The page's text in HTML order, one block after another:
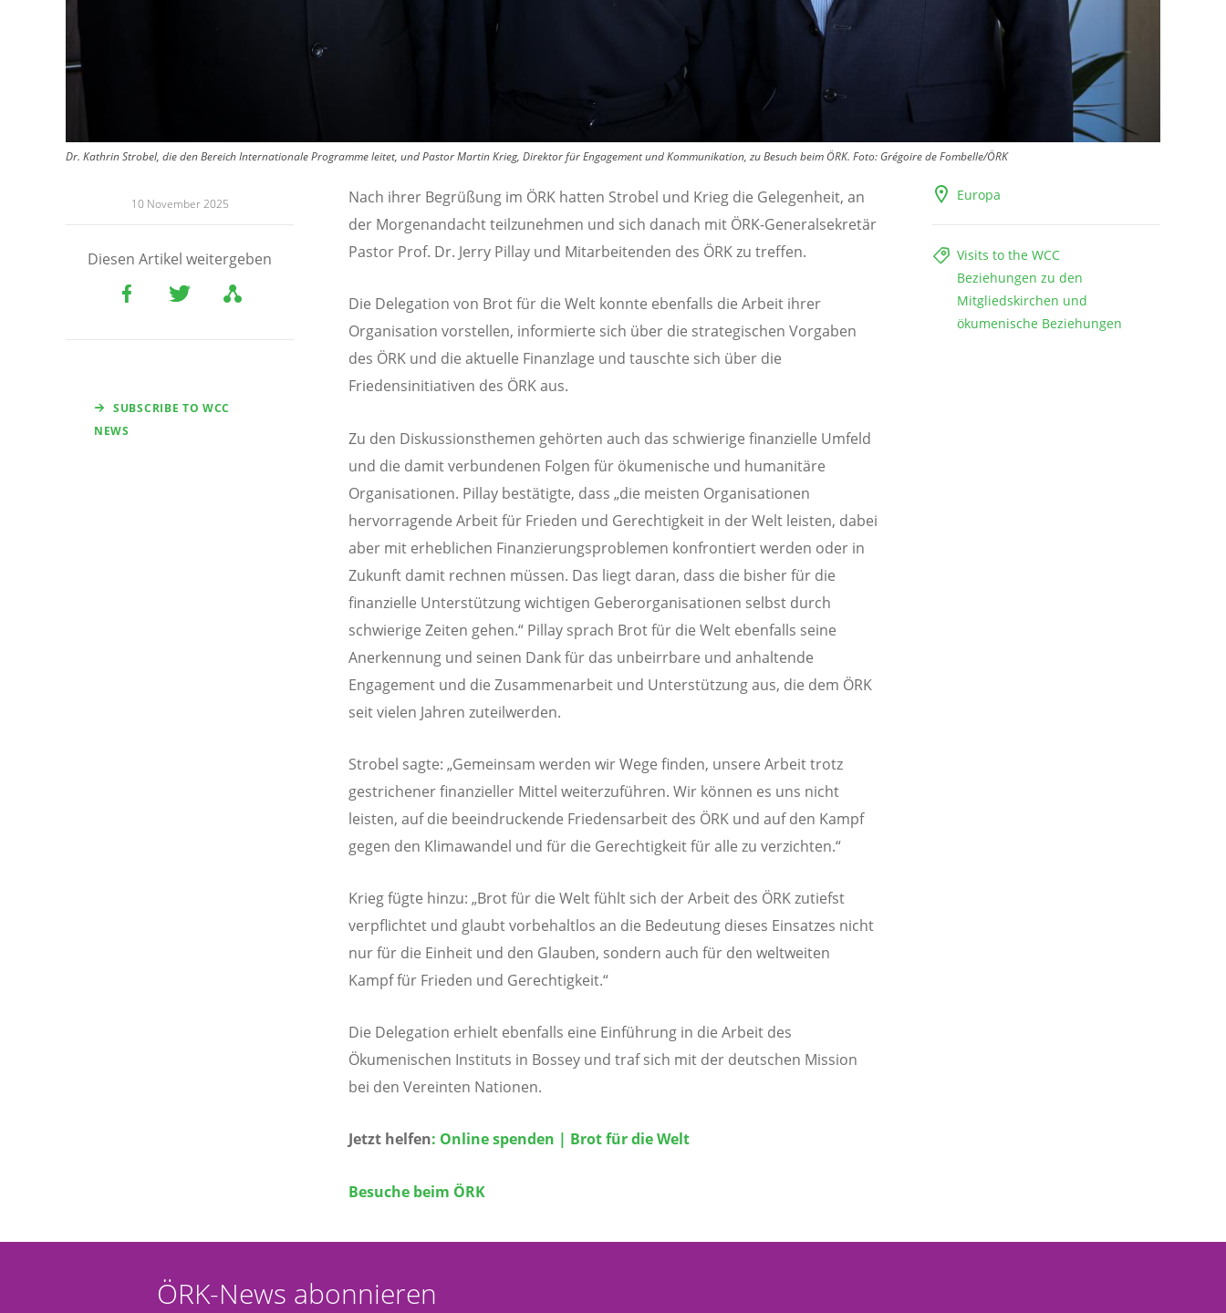
Dr. Kathrin Strobel, die den Bereich Internationale Programme leitet, und Pastor Martin Krieg, Direktor für Engagement und Kommunikation, zu Besuch beim ÖRK. Foto: Grégoire de Fombelle/ÖRK
10 November 2025
Diesen Artikel weitergeben
SUBSCRIBE TO WCC
NEWS
Europa
Visits to the WCC
Beziehungen zu den
Mitgliedskirchen und
ökumenische Beziehungen
Nach ihrer Begrüßung im ÖRK hatten Strobel und Krieg die Gelegenheit, an
der Morgenandacht teilzunehmen und sich danach mit ÖRK-Generalsekretär
Pastor Prof. Dr. Jerry Pillay und Mitarbeitenden des ÖRK zu treffen.
Die Delegation von Brot für die Welt konnte ebenfalls die Arbeit ihrer
Organisation vorstellen, informierte sich über die strategischen Vorgaben
des ÖRK und die aktuelle Finanzlage und tauschte sich über die
Friedensinitiativen des ÖRK aus.
Zu den Diskussionsthemen gehörten auch das schwierige finanzielle Umfeld
und die damit verbundenen Folgen für ökumenische und humanitäre
Organisationen. Pillay bestätigte, dass „die meisten Organisationen
hervorragende Arbeit für Frieden und Gerechtigkeit in der Welt leisten, dabei
aber mit erheblichen Finanzierungsproblemen konfrontiert werden oder in
Zukunft damit rechnen müssen. Das liegt daran, dass die bisher für die
finanzielle Unterstützung wichtigen Geberorganisationen selbst durch
schwierige Zeiten gehen.“ Pillay sprach Brot für die Welt ebenfalls seine
Anerkennung und seinen Dank für das unbeirrbare und anhaltende
Engagement und die Zusammenarbeit und Unterstützung aus, die dem ÖRK
seit vielen Jahren zuteilwerden.
Strobel sagte: „Gemeinsam werden wir Wege finden, unsere Arbeit trotz
gestrichener finanzieller Mittel weiterzuführen. Wir können es uns nicht
leisten, auf die beeindruckende Friedensarbeit des ÖRK und auf den Kampf
gegen den Klimawandel und für die Gerechtigkeit für alle zu verzichten.“
Krieg fügte hinzu: „Brot für die Welt fühlt sich der Arbeit des ÖRK zutiefst
verpflichtet und glaubt vorbehaltlos an die Bedeutung dieses Einsatzes nicht
nur für die Einheit und den Glauben, sondern auch für den weltweiten
Kampf für Frieden und Gerechtigkeit.“
Die Delegation erhielt ebenfalls eine Einführung in die Arbeit des
Ökumenischen Instituts in Bossey und traf sich mit der deutschen Mission
bei den Vereinten Nationen.
Jetzt helfen: Online spenden | Brot für die Welt
Besuche beim ÖRK
ÖRK-News abonnieren